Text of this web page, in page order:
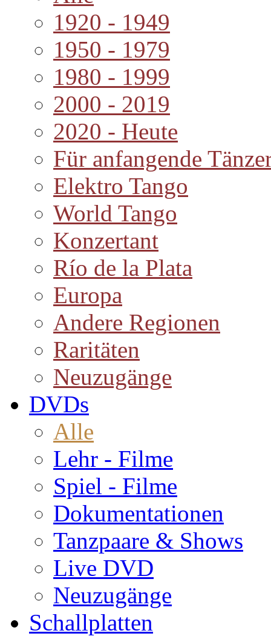
1920 - 1949
1950 - 1979
1980 - 1999
2000 - 2019
2020 - Heute
Für anfangende
Elektro Tango
World Tango
Konzertant
Río de la Plata
Europa
Andere Regionen
Raritäten
Neuzugänge
DVDs
Alle
Lehr - Filme
Spiel - Filme
Dokumentationen
Tanzpaare & Shows
Live DVD
Neuzugänge
Schallplatten